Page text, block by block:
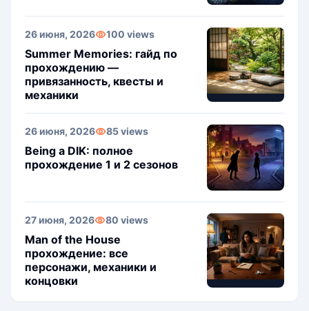
26 июня, 2026 100 views
Summer Memories: гайд по
прохождению —
привязанность, квесты и
механики
26 июня, 2026 85 views
Being a DIK: полное
прохождение 1 и 2 сезонов
27 июня, 2026 80 views
Man of the House
прохождение: все
персонажи, механики и
концовки